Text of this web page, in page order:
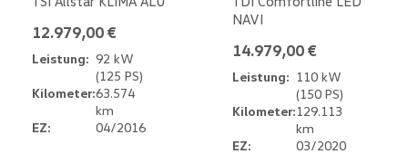
12.979,00 €
Leistung: 92 kW
(125 PS)
Kilometer:63.574
km
EZ:
04/2016
NAVI
14.979,00 €
Leistung: 110 kW
(150 PS)
Kilometer:129.113
km
EZ:
03/2020